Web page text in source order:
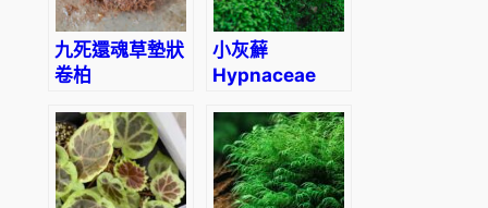
九死還魂草墊狀
卷柏
pulvinata
小灰蘚
Hypnaceae